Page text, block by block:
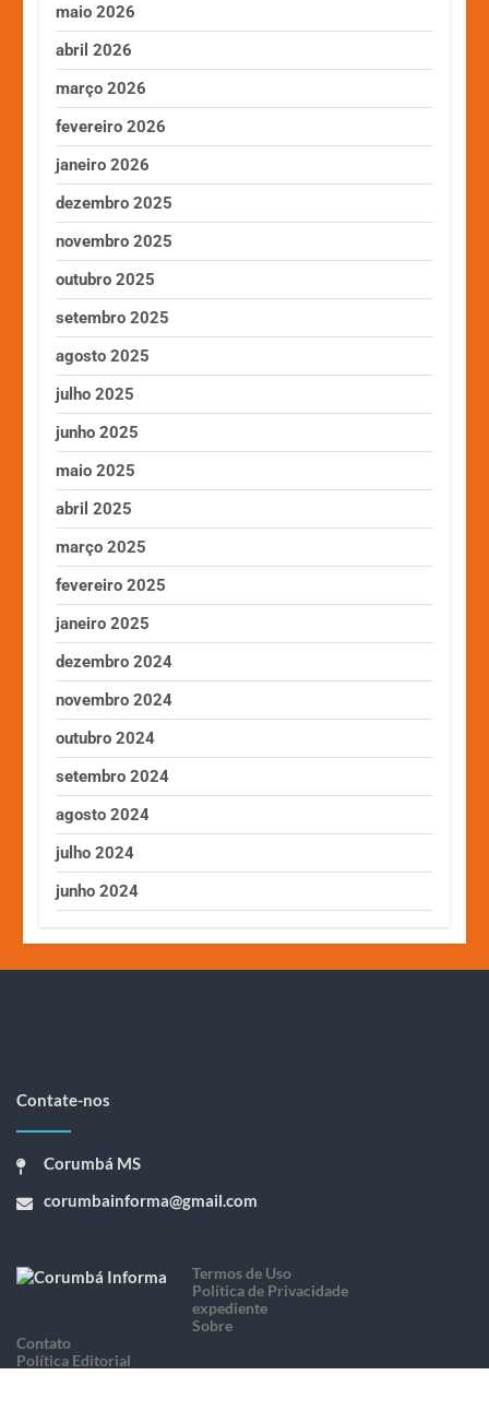
maio 2026
abril 2026
março 2026
fevereiro 2026
janeiro 2026
dezembro 2025
novembro 2025
outubro 2025
setembro 2025
agosto 2025
julho 2025
junho 2025
maio 2025
abril 2025
março 2025
fevereiro 2025
janeiro 2025
dezembro 2024
novembro 2024
outubro 2024
setembro 2024
agosto 2024
julho 2024
junho 2024
Contate-nos
Corumbá MS
corumbainforma@gmail.com
Termos de Uso
Política de Privacidade
expediente
Sobre
Contato
Política Editorial